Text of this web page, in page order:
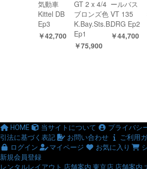
気動車
Kittel DB
Ep3
￥42,700
GT 2 x 4/4
ブロンズ色
K.Bay.Sts.B.
Ep1
￥75,900
ールバス
VT 135
DRG Ep2
￥44,700
HOME 当サイトについて プライバシ
引法に基づく表記
お問い合わせ
ご利用
ログイン
マイページ お気に入り
新規会員登録
レンタルレイアウト 店舗案内 東京店 店舗案内